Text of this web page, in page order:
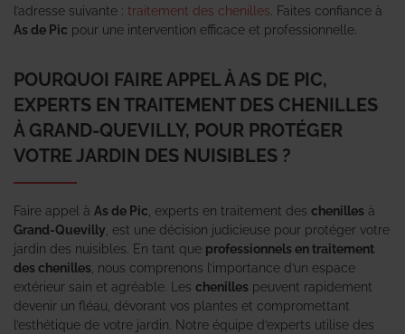
l’adresse suivante : traitement des chenilles . Faites confiance à
As de Pic pour une intervention efficace et professionnelle.
POURQUOI FAIRE APPEL À AS DE PIC,
EXPERTS EN TRAITEMENT DES CHENILLES
À GRAND-QUEVILLY, POUR PROTÉGER
VOTRE JARDIN DES NUISIBLES ?
Faire appel à As de Pic , experts en traitement des chenilles à
Grand-Quevilly , est une décision judicieuse pour protéger votre
jardin des nuisibles. En tant que professionnels en traitement
des chenilles , nous comprenons l’importance d’un espace
extérieur sain et agréable. Les chenilles peuvent rapidement
devenir un fléau, dévorant vos plantes et compromettant
l’esthétique de votre jardin. Notre équipe d’experts utilise des